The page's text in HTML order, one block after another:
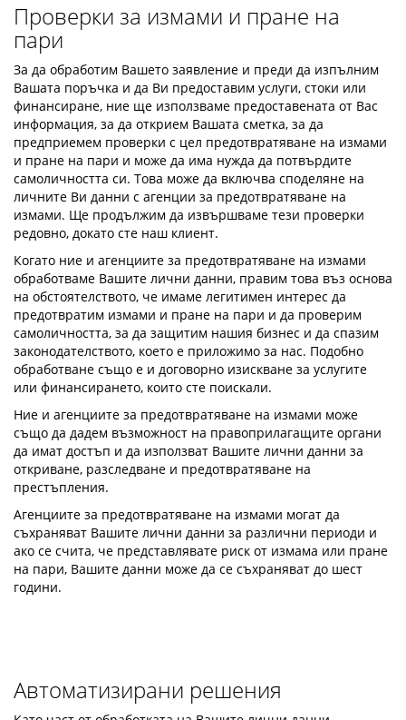
Проверки за измами и пране на
пари
За да обработим Вашето заявление и преди да изпълним
Вашата поръчка и да Ви предоставим услуги, стоки или
финансиране, ние ще използваме предоставената от Вас
информация, за да открием Вашата сметка, за да
предприемем проверки с цел предотвратяване на измами
и пране на пари и може да има нужда да потвърдите
самоличността си. Това може да включва споделяне на
личните Ви данни с агенции за предотвратяване на
измами. Ще продължим да извършваме тези проверки
редовно, докато сте наш клиент.
Когато ние и агенциите за предотвратяване на измами
обработваме Вашите лични данни, правим това въз основа
на обстоятелството, че имаме легитимен интерес да
предотвратим измами и пране на пари и да проверим
самоличността, за да защитим нашия бизнес и да спазим
законодателството, което е приложимо за нас. Подобно
обработване също е и договорно изискване за услугите
или финансирането, които сте поискали.
Ние и агенциите за предотвратяване на измами може
също да дадем възможност на правоприлагащите органи
да имат достъп и да използват Вашите лични данни за
откриване, разследване и предотвратяване на
престъпления.
Агенциите за предотвратяване на измами могат да
съхраняват Вашите лични данни за различни периоди и
ако се счита, че представлявате риск от измама или пране
на пари, Вашите данни може да се съхраняват до шест
години.
Автоматизирани решения